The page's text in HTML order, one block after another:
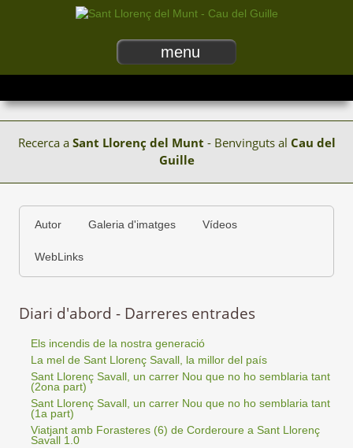
menu
Recerca a Sant Llorenç del Munt - Benvinguts al Cau del
Guille
Autor Galeria d'imatges Vídeos
WebLinks
Diari d'abord - Darreres entrades
Els incendis de la nostra generació
La mel de Sant Llorenç Savall, la millor del país
Sant Llorenç Savall, un carrer Nou que no ho semblaria tant
(2ona part)
Sant Llorenç Savall, un carrer Nou que no ho semblaria tant
(1a part)
Viatjant amb Forasteres (6) de Corderoure a Sant Llorenç
Savall 1.0